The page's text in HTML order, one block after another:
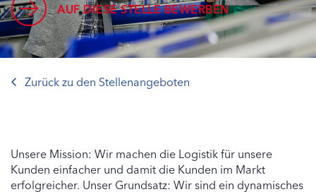
AUF DIESE STELLE BEWERBEN
Zurück zu den Stellenangeboten
Unsere Mission: Wir machen die Logistik für unsere
Kunden einfacher und damit die Kunden im Markt
erfolgreicher. Unser Grundsatz: Wir sind ein dynamisches